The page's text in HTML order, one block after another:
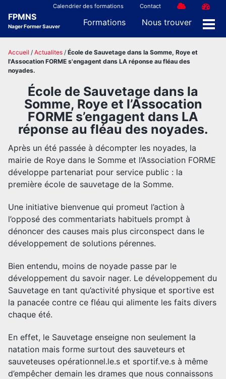
primary
content
footer
Calendrier des formations Contact
FPMNS
Nager Former Sauver Formations Nous trouver
Accueil / Actualites / École de Sauvetage dans la Somme, Roye et
l'Assocation FORME s'engagent dans LA réponse au fléau des
noyades.
École de Sauvetage dans la
Somme, Roye et l’Assocation
FORME s’engagent dans LA
réponse au fléau des noyades.
Après un été passée à décompter les noyades, la
mairie de Roye dans le Somme et l’Association FORME
développe partenariat pour service public : la
première école de sauvetage de la Somme.
Une initiative bienvenue qui promeut l’action à
l’opposé des commentariats habituels prompt à
dénoncer des causes mais plus circonspect dans le
développement de solutions pérennes.
Bien entendu, moins de noyade passe par le
développement du savoir nager. Le développement du
Sauvetage en tant qu’activité physique et sportive est
la panacée contre ce fléau qui alimente les faits divers
chaque été.
En effet, le Sauvetage enseigne non seulement la
natation mais forme surtout des sauveteurs et
sauveteuses opérationnel.le.s et sportif.ve.s à même
d’empêcher demain les drames que nous connaissons